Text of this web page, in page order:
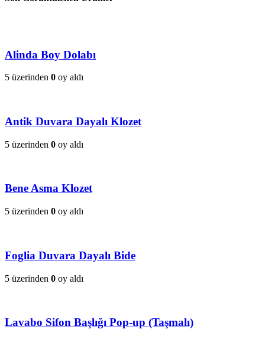
Alinda Boy Dolabı
5 üzerinden 0 oy aldı
Antik Duvara Dayalı Klozet
5 üzerinden 0 oy aldı
Bene Asma Klozet
5 üzerinden 0 oy aldı
Foglia Duvara Dayalı Bide
5 üzerinden 0 oy aldı
Lavabo Sifon Başlığı Pop-up (Taşmalı)